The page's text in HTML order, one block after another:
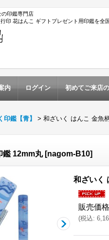
の印鑑専門店
印 花はんこ ギフトプレゼント用印鑑を全
内 ログイン 初めてご来店
印鑑【青】 > 和ざいく はんこ 金魚
鑑 12mm丸 [nagom-B10]
和ざいく
販売価格
(税込: